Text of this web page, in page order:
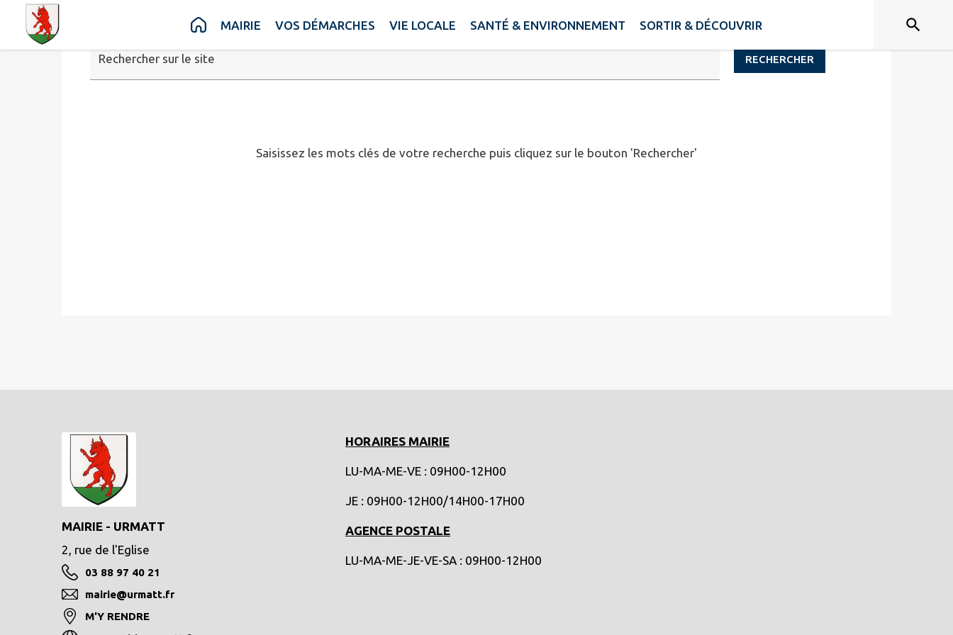
Contenu Pied de page
MAIRIE VOS DÉMARCHES VIE LOCALE SANTÉ & ENVIRONNEMENT SORTIR & DÉCOUVRIR
Rechercher sur le site RECHERCHER
Saisissez les mots clés de votre recherche puis cliquez sur le bouton 'Rechercher'
MAIRIE - URMATT
2, rue de l'Eglise
03 88 97 40 21
mairie@urmatt.fr
M'Y RENDRE
HORAIRES MAIRIE
LU-MA-ME-VE : 09H00-12H00
JE : 09H00-12H00/14H00-17H00
AGENCE POSTALE
LU-MA-ME-JE-VE-SA : 09H00-12H00